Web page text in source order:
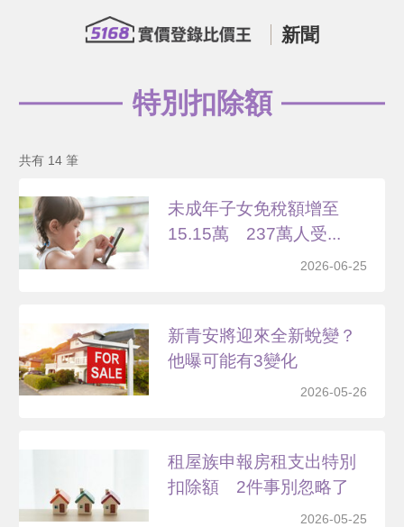
新聞
特別扣除額
共有 14 筆
未成年子女免稅額增至
15.15萬 237萬人受...
2026-06-25
新青安將迎來全新蛻變？
他曝可能有3變化
2026-05-26
租屋族申報房租支出特別
扣除額 2件事別忽略了
2026-05-25